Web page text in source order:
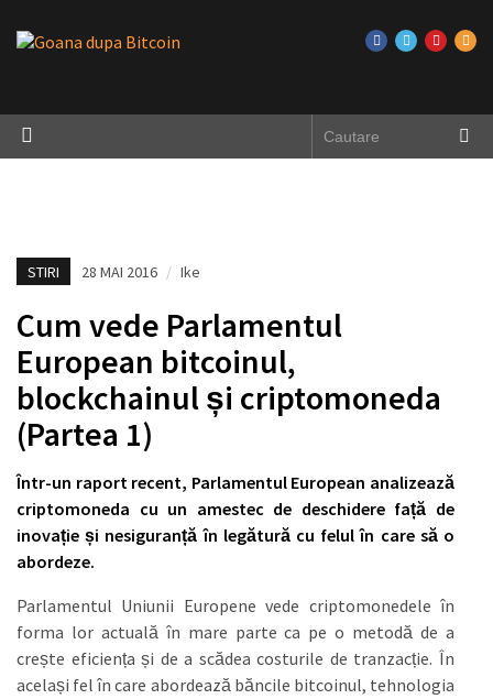
STIRI 28 MAI 2016 / Ike
Cum vede Parlamentul
European bitcoinul,
blockchainul și criptomoneda
(Partea 1)
Într-un raport recent, Parlamentul European analizează
criptomoneda cu un amestec de deschidere față de
inovație și nesiguranță în legătură cu felul în care să o
abordeze.
Parlamentul Uniunii Europene vede criptomonedele în
forma lor actuală în mare parte ca pe o metodă de a
crește eficiența și de a scădea costurile de tranzacție. În
același fel în care abordează băncile bitcoinul, tehnologia